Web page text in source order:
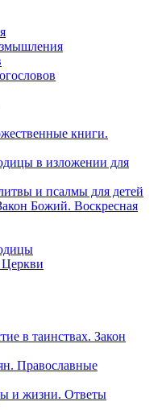
книги.
в изложении для
и псалмы для детей
Божий. Воскресная
в таинствах. Закон
Православные
и жизни. Ответы